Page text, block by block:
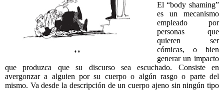
**
El “body shaming”
es un mecanismo
empleado por
personas que
quieren ser
cómicas, o bien
generar un impacto
que produzca que su discurso sea escuchado. Consiste en
avergonzar a alguien por su cuerpo o algún rasgo o parte del
mismo. Va desde la descripción de un cuerpo ajeno sin ningún tipo